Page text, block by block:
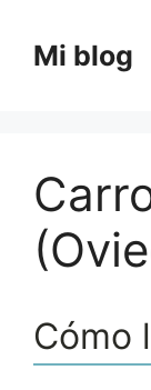
contenido
Mi blog
Cómo